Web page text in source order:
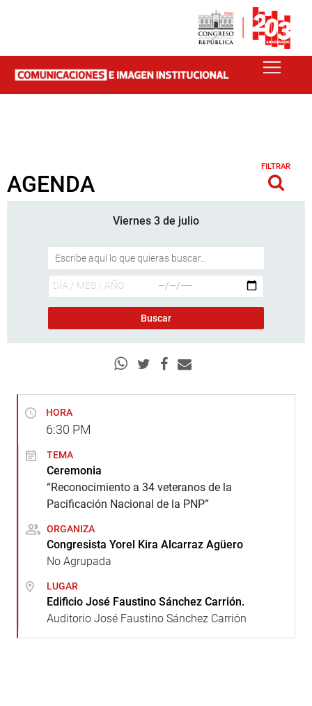
AGENDA
FILTRAR
Viernes 3 de julio
HORA
6:30 PM
TEMA
Ceremonia
“Reconocimiento a 34 veteranos de la
Pacificación Nacional de la PNP”
ORGANIZA
Congresista Yorel Kira Alcarraz Agüero
No Agrupada
LUGAR
Edificio José Faustino Sánchez Carrión.
Auditorio José Faustino Sánchez Carrión